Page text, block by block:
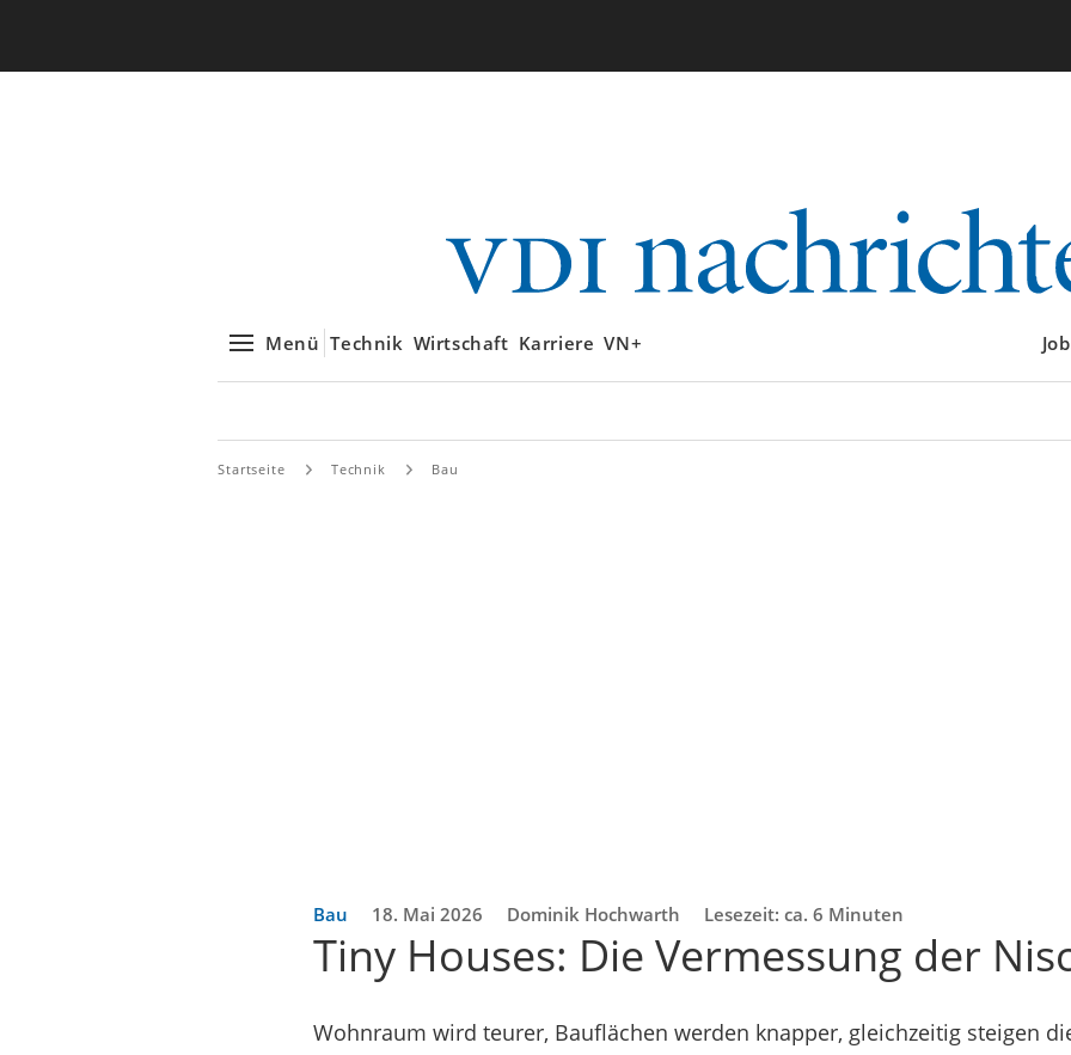
Menü Technik Wirtschaft Karriere VN+
Startseite Technik Bau
Bau 18. Mai 2026 Dominik Hochwarth Lesezeit: ca. 6 Minuten
Tiny Houses: Die Vermessung der
Wohnraum wird teurer, Bauflächen werden knapper, gleichzeitig steigen